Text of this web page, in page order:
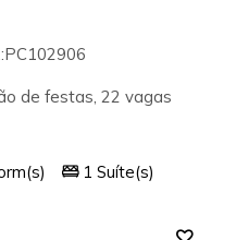
de festas, 22 vagas
1 Suíte(s)